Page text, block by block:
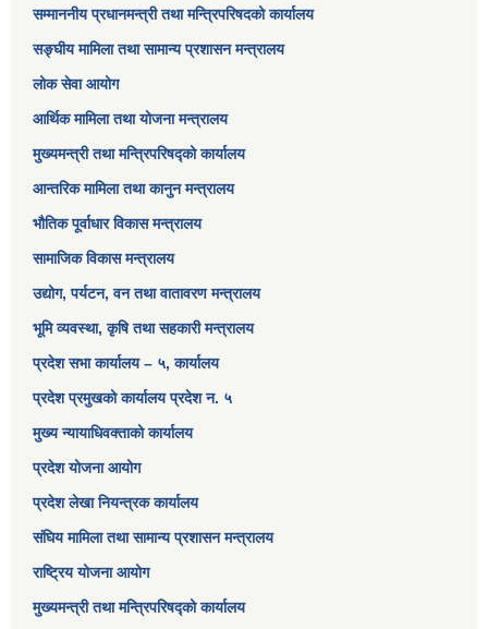
सम्माननीय प्रधानमन्त्री तथा मन्त्रिपरिषद‌को कार्यालय
सङ्‍घीय मामिला तथा सामान्य प्रशासन मन्त्रालय
लोक सेवा आयोग
आर्थिक मामिला तथा योजना मन्त्रालय​
मुख्यमन्त्री तथा मन्त्रिपरिषद्को कार्यालय
आन्तरिक मामिला तथा कानुन मन्त्रालय
भौतिक पूर्वाधार विकास मन्त्रालय
सामाजिक विकास मन्त्रालय
उद्योग, पर्यटन, वन तथा वातावरण मन्त्रालय
भूमि व्यवस्था, कृषि तथा सहकारी मन्त्रालय
प्रदेश सभा कार्यालय – ५, कार्यालय
प्रदेश प्रमुखको कार्यालय प्रदेश न. ५
मुख्य न्यायाधिवक्ताको कार्यालय
प्रदेश योजना आयोग
प्रदेश लेखा नियन्त्रक कार्यालय
संघिय मामिला तथा सामान्य प्रशासन मन्त्रालय
राष्ट्रिय योजना आयोग
मुख्यमन्त्री तथा मन्त्रिपरिषद्को कार्यालय